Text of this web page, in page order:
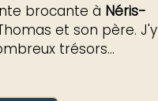
brocante à Néris-
et son père. J'y
trésors...